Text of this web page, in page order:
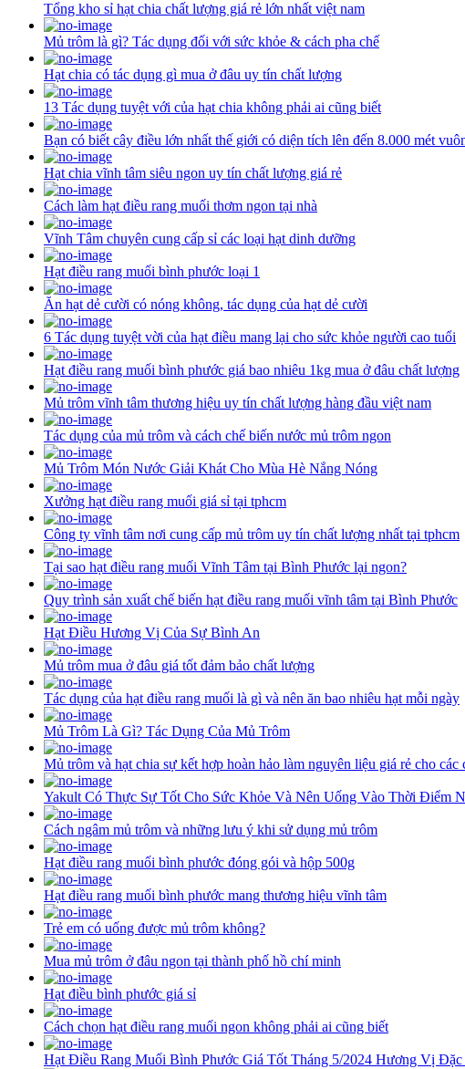
Tổng kho sỉ hạt chia chất lượng giá rẻ lớn nhất việt nam
Mủ trôm là gì? Tác dụng đối với sức khỏe & cách pha chế
Hạt chia có tác dụng gì mua ở đâu uy tín chất lượng
13 Tác dụng tuyệt với của hạt chia không phải ai cũng biết
Bạn có biết cây điều lớn nhất thế giới có diện tích lên đến 8.000 mét
Hạt chia vĩnh tâm siêu ngon uy tín chất lượng giá rẻ
Cách làm hạt điều rang muối thơm ngon tại nhà
Vĩnh Tâm chuyên cung cấp sỉ các loại hạt dinh dưỡng
Hạt điều rang muối bình phước loại 1
Ăn hạt dẻ cười có nóng không, tác dụng của hạt dẻ cười
6 Tác dụng tuyệt vời của hạt điều mang lại cho sức khỏe người cao tuổi
Hạt điều rang muối bình phước giá bao nhiêu 1kg mua ở đâu chất lượng
Mủ trôm vĩnh tâm thương hiệu uy tín chất lượng hàng đầu việt nam
Tác dụng của mủ trôm và cách chế biến nước mủ trôm ngon
Mủ Trôm Món Nước Giải Khát Cho Mùa Hè Nắng Nóng
Xưởng hạt điều rang muối giá sỉ tại tphcm
Công ty vĩnh tâm nơi cung cấp mủ trôm uy tín chất lượng nhất tại tphcm
Tại sao hạt điều rang muối Vĩnh Tâm tại Bình Phước lại ngon?
Quy trình sản xuất chế biến hạt điều rang muối vĩnh tâm tại Bình Phước
Hạt Điều Hương Vị Của Sự Bình An
Mủ trôm mua ở đâu giá tốt đảm bảo chất lượng
Tác dụng của hạt điều rang muối là gì và nên ăn bao nhiêu hạt mỗi ngày
Mủ Trôm Là Gì? Tác Dụng Của Mủ Trôm
Mủ trôm và hạt chia sự kết hợp hoàn hảo làm nguyên liệu giá rẻ cho
Yakult Có Thực Sự Tốt Cho Sức Khỏe Và Nên Uống Vào Thời Điểm
Cách ngâm mủ trôm và những lưu ý khi sử dụng mủ trôm
Hạt điều rang muối bình phước đóng gói và hộp 500g
Hạt điều rang muối bình phước mang thương hiệu vĩnh tâm
Trẻ em có uống được mủ trôm không?
Mua mủ trôm ở đâu ngon tại thành phố hồ chí minh
Hạt điều bình phước giá sỉ
Cách chọn hạt điều rang muối ngon không phải ai cũng biết
Hạt Điều Rang Muối Bình Phước Giá Tốt Tháng 5/2024 Hương Vị